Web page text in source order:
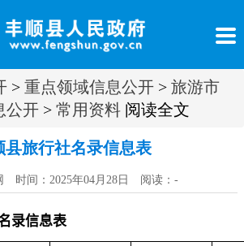
> 重点领域信息公开 > 旅游市
公开 > 常用资料 阅读全文
县旅行社名录信息表
时间：2025年04月28日 阅读： -
录信息表